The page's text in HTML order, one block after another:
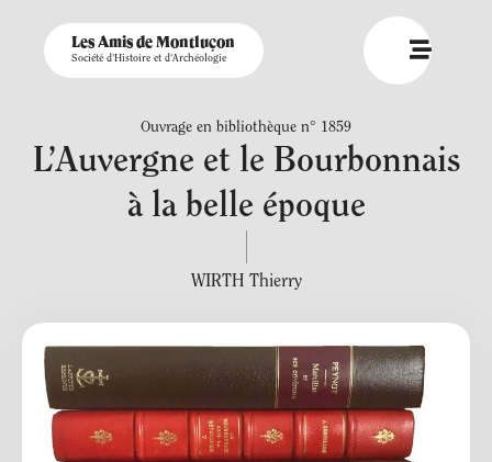
Les Amis de Montluçon
Société d'Histoire et d'Archéologie
Ouvrage en bibliothèque n° 1859
L’Auvergne et le Bourbonnais
à la belle époque
WIRTH Thierry